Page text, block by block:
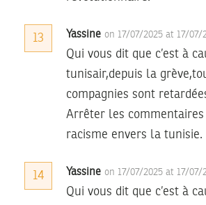
13 Yassine on 17/07/2025 at 17/07/
Qui vous dit que c’est à
tunisair,depuis la
compagnies sont
Arrêter les
racisme envers la tunisie.
14 Yassine on 17/07/2025 at 17/07/
Qui vous dit que c’est à